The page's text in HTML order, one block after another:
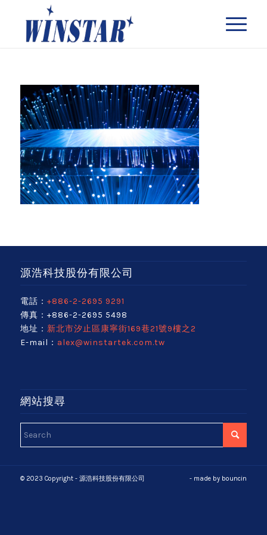
源浩科技股份有限公司
電話： +886-2-2695 9291
傳真：+886-2-2695 5498
地址： 新北市汐止區康寧街169巷21號9樓之2
E-mail： alex@winstartek.com.tw
網站搜尋
© 2023 Copyright - 源浩科技股份有限公司 - made by bouncin